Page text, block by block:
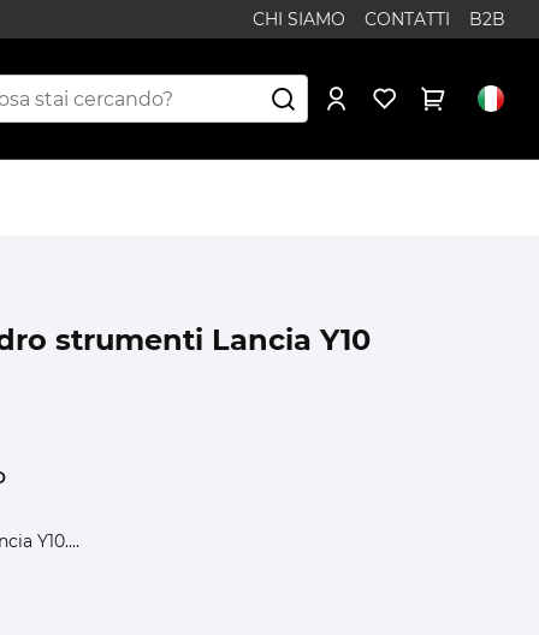
CHI SIAMO CONTATTI B2B
strumenti Lancia Y10
Y10....